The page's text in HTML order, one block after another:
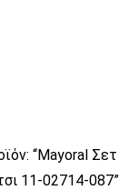
“Mayoral Σετ
11-02714-087”